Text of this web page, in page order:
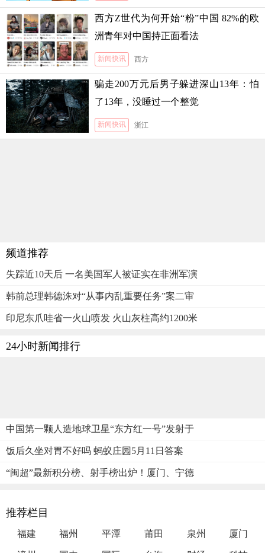
西方Z世代为何开始“粉”中国 82%的欧
洲青年对中国持正面看法
新闻快讯 西方
骗走200万元后男子躲进深山13年：怕
了13年，没睡过一个整觉
新闻快讯 浙江
频道推荐
失踪近10天后 一名美国军人被证实在非洲军演
韩前总理韩德洙对“从事内乱重要任务”案二审
印尼东爪哇省一火山喷发 火山灰柱高约1200米
24小时新闻排行
中国第一颗人造地球卫星“东方红一号”发射于
饭后久坐对胃不好吗 蚂蚁庄园5月11日答案
“闽超”最新积分榜、射手榜出炉！厦门、宁德
推荐栏目
福建 福州 平潭 莆田 泉州 厦门